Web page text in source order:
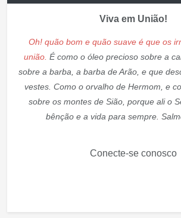
Viva em União!
Oh! quão bom e quão suave é que os
união. É como o óleo precioso sobre a
sobre a barba, a barba de Arão, e que
vestes. Como o orvalho de Hermom, e
sobre os montes de Sião, porque ali o
bênção e a vida para sempre.
Conecte-se conosco